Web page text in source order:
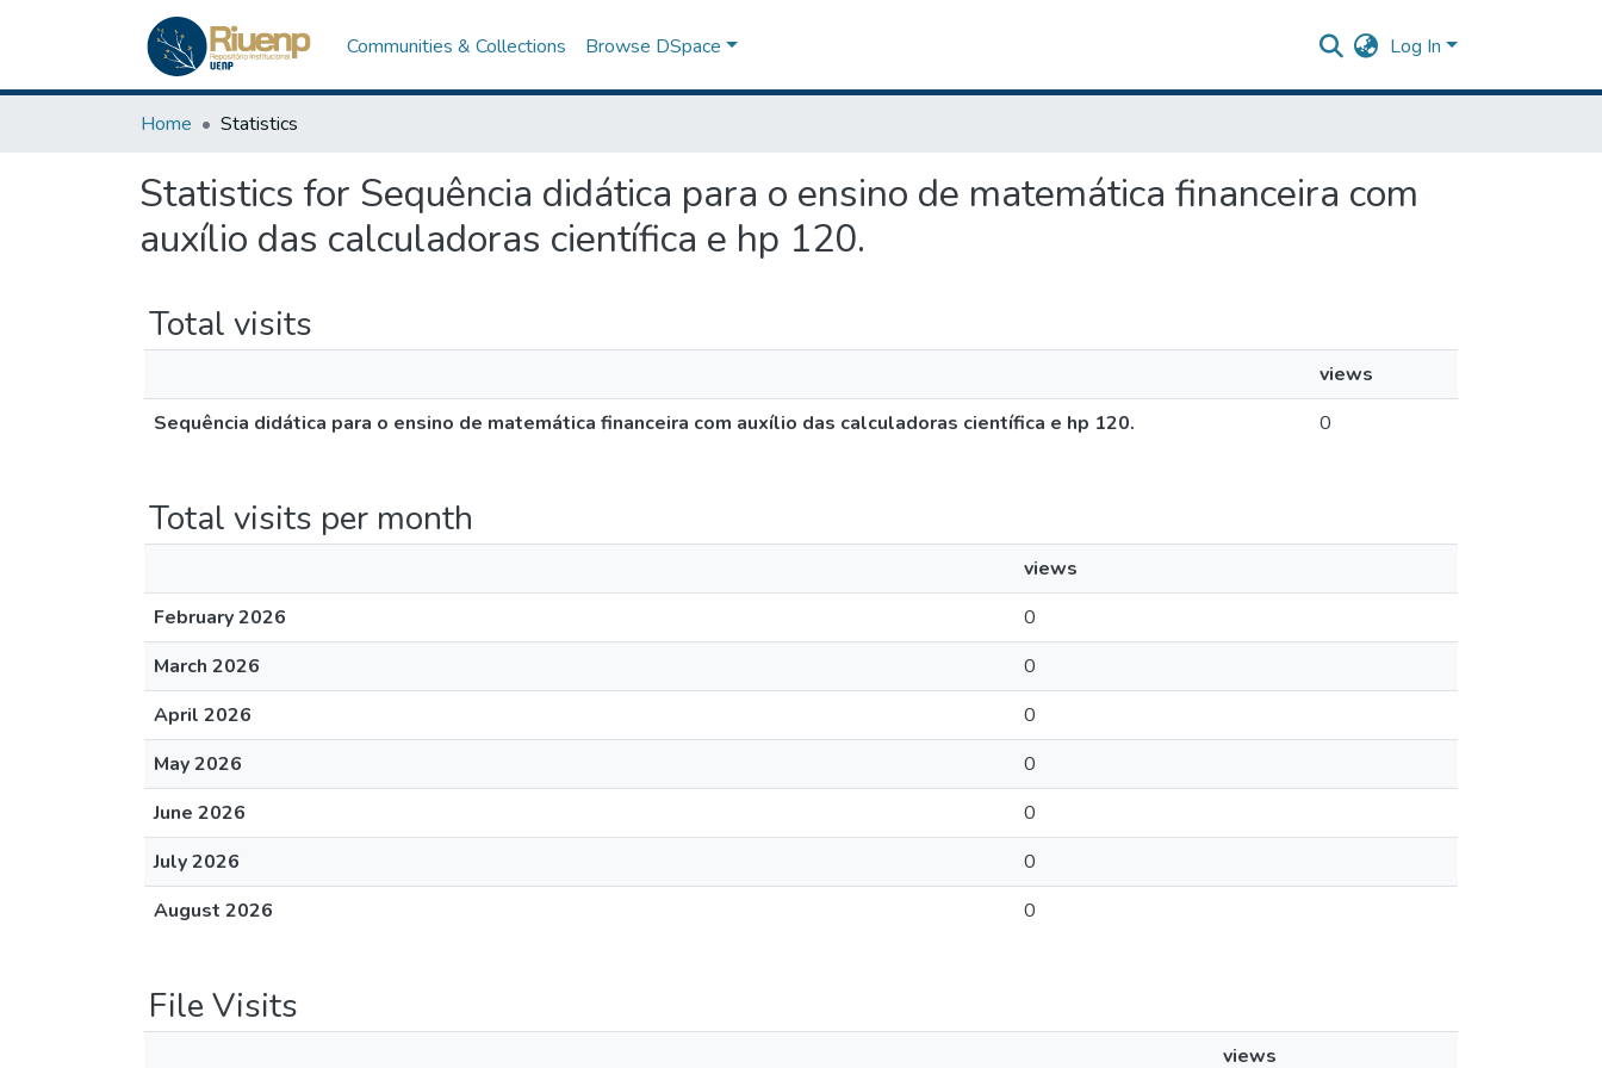
Communities & Collections Browse DSpace Log In
Home Statistics
Statistics for Sequência didática para o ensino de matemática financeira com
auxílio das calculadoras científica e hp 120.
Total visits
views
Sequência didática para o ensino de matemática financeira com auxílio das calculadoras científica e hp 120.
0
Total visits per month
views
February 2026
0
March 2026
0
April 2026
0
May 2026
0
June 2026
0
July 2026
0
August 2026
0
File Visits
views